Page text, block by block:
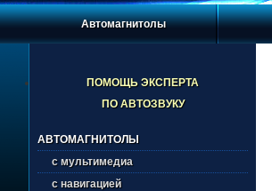
Автомагнитолы
ПОМОЩЬ ЭКСПЕРТА
ПО АВТОЗВУКУ
АВТОМАГНИТОЛЫ
с мультимедиа
с навигацией